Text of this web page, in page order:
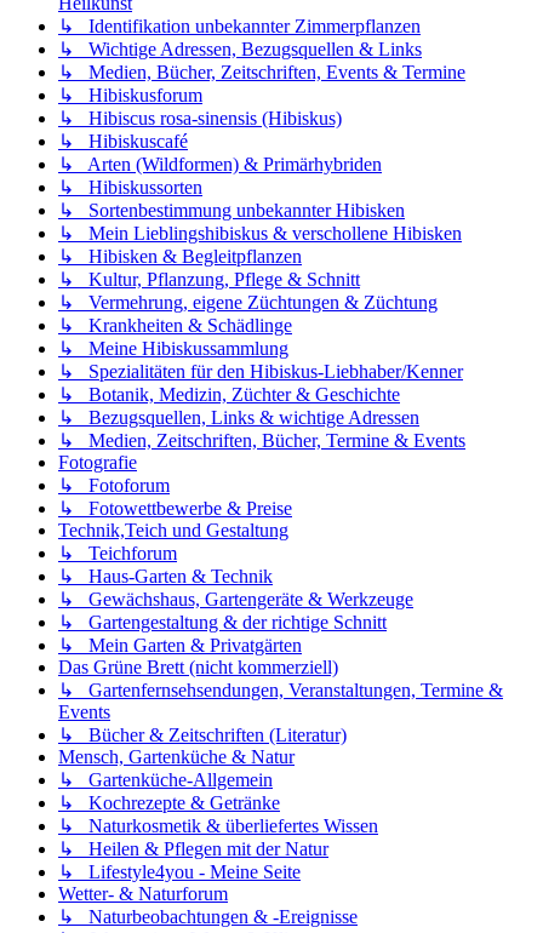
↳ Identifikation unbekannter Zimmerpflanzen
↳ Wichtige Adressen, Bezugsquellen & Links
↳ Medien, Bücher, Zeitschriften, Events & Termine
↳ Hibiskusforum
↳ Hibiscus rosa-sinensis (Hibiskus)
↳ Hibiskuscafé
↳ Arten (Wildformen) & Primärhybriden
↳ Hibiskussorten
↳ Sortenbestimmung unbekannter Hibisken
↳ Mein Lieblingshibiskus & verschollene Hibisken
↳ Hibisken & Begleitpflanzen
↳ Kultur, Pflanzung, Pflege & Schnitt
↳ Vermehrung, eigene Züchtungen & Züchtung
↳ Krankheiten & Schädlinge
↳ Meine Hibiskussammlung
↳ Spezialitäten für den Hibiskus-Liebhaber/Kenner
↳ Botanik, Medizin, Züchter & Geschichte
↳ Bezugsquellen, Links & wichtige Adressen
↳ Medien, Zeitschriften, Bücher, Termine & Events
Fotografie
↳ Fotoforum
↳ Fotowettbewerbe & Preise
Technik,Teich und Gestaltung
↳ Teichforum
↳ Haus-Garten & Technik
↳ Gewächshaus, Gartengeräte & Werkzeuge
↳ Gartengestaltung & der richtige Schnitt
↳ Mein Garten & Privatgärten
Das Grüne Brett (nicht kommerziell)
↳ Gartenfernsehsendungen, Veranstaltungen, Termine &
Events
↳ Bücher & Zeitschriften (Literatur)
Mensch, Gartenküche & Natur
↳ Gartenküche-Allgemein
↳ Kochrezepte & Getränke
↳ Naturkosmetik & überliefertes Wissen
↳ Heilen & Pflegen mit der Natur
↳ Lifestyle4you - Meine Seite
Wetter- & Naturforum
↳ Naturbeobachtungen & -Ereignisse